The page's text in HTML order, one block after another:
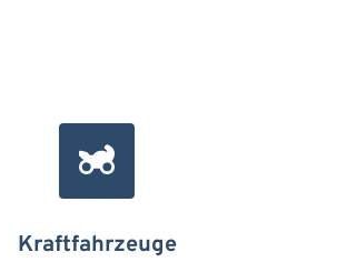
Kraftfahrzeuge